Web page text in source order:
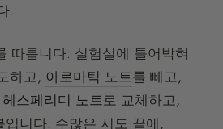
.
따릅니다: 실험실에 틀어박혀
하고, 아로마틱 노트를 빼고,
헤스페리디 노트로 교체하고,
입니다. 수많은 시도 끝에,